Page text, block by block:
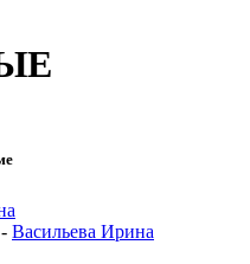
Васильева Ирина